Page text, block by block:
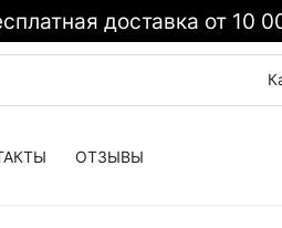
доставка от 10
ОТЗЫВЫ